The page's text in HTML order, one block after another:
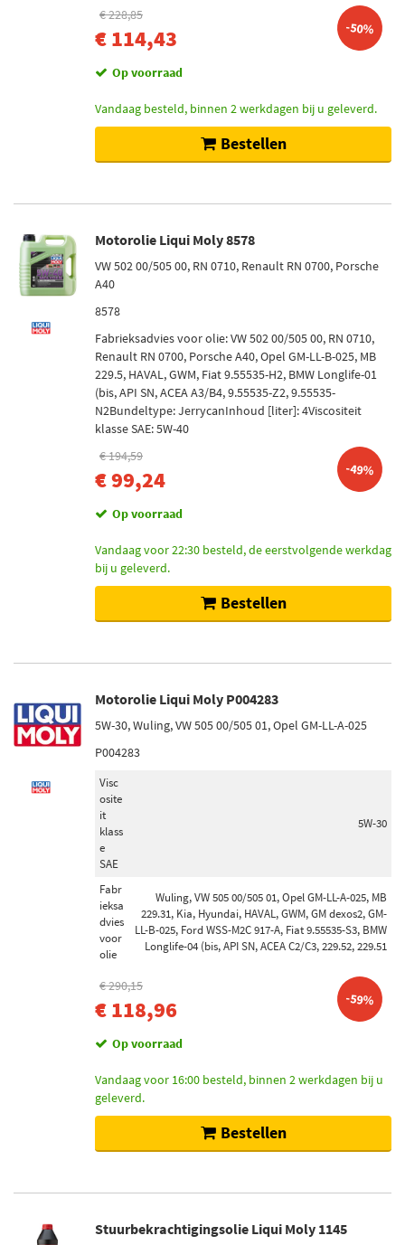
€ 228,85
€ 114,43 -50%
Op voorraad
Vandaag besteld, binnen 2 werkdagen bij u geleverd.
Bestellen
Motorolie Liqui Moly 8578
VW 502 00/505 00, RN 0710, Renault RN 0700, Porsche
A40
8578
Fabrieksadvies voor olie: VW 502 00/505 00, RN 0710,
Renault RN 0700, Porsche A40, Opel GM-LL-B-025, MB
229.5, HAVAL, GWM, Fiat 9.55535-H2, BMW Longlife-01
(bis, API SN, ACEA A3/B4, 9.55535-Z2, 9.55535-
N2Bundeltype: JerrycanInhoud [liter]: 4Viscositeit
klasse SAE: 5W-40
€ 194,59
€ 99,24 -49%
Op voorraad
Vandaag voor 22:30 besteld, de eerstvolgende werkdag
bij u geleverd.
Bestellen
Motorolie Liqui Moly P004283
5W-30, Wuling, VW 505 00/505 01, Opel GM-LL-A-025
P004283
Visc
osite
it
klass
e
SAE
5W-30
Fabr
ieksa
dvies
voor
olie
Wuling, VW 505 00/505 01, Opel GM-LL-A-025, MB
229.31, Kia, Hyundai, HAVAL, GWM, GM dexos2, GM-
LL-B-025, Ford WSS-M2C 917-A, Fiat 9.55535-S3, BMW
Longlife-04 (bis, API SN, ACEA C2/C3, 229.52, 229.51
€ 290,15
€ 118,96 -59%
Op voorraad
Vandaag voor 16:00 besteld, binnen 2 werkdagen bij u
geleverd.
Bestellen
Stuurbekrachtigingsolie Liqui Moly 1145